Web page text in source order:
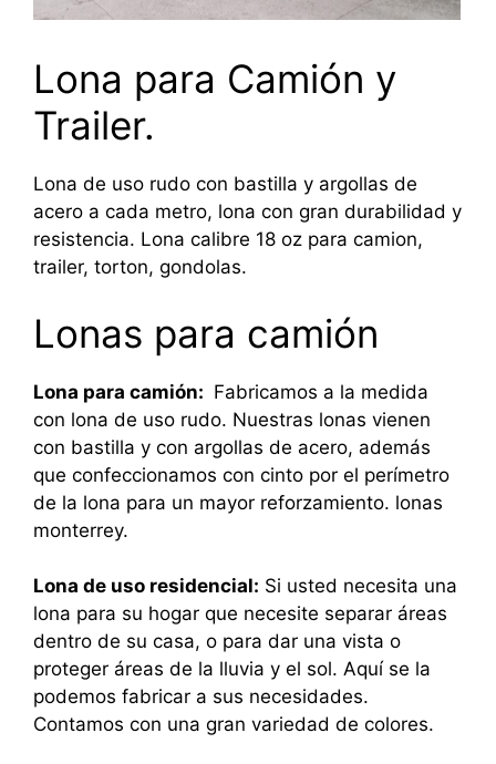
Lona para Camión y
Trailer.
Lona de uso rudo con bastilla y argollas de
acero a cada metro, lona con gran durabilidad y
resistencia. Lona calibre 18 oz para camion,
trailer, torton, gondolas.
Lonas para camión
Lona para camión: Fabricamos a la medida
con lona de uso rudo. Nuestras lonas vienen
con bastilla y con argollas de acero, además
que confeccionamos con cinto por el perímetro
de la lona para un mayor reforzamiento. lonas
monterrey.
Lona de uso residencial: Si usted necesita una
lona para su hogar que necesite separar áreas
dentro de su casa, o para dar una vista o
proteger áreas de la lluvia y el sol. Aquí se la
podemos fabricar a sus necesidades.
Contamos con una gran variedad de colores.